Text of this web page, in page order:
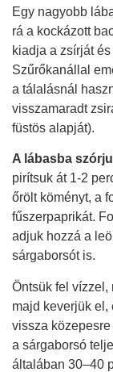
Egy nagyobb
rá a kockázott
kiadja a zsírját
Szűrőkanállal
a tálalásnál
visszamaradt
füstös alapját).
A lábasba
pirítsuk át 1-2
őrölt köményt, a
fűszerpaprikát.
adjuk hozzá a
sárgaborsót is.
Öntsük fel vízzel,
majd keverjük el,
vissza
a sárgaborsó
általában 30–40